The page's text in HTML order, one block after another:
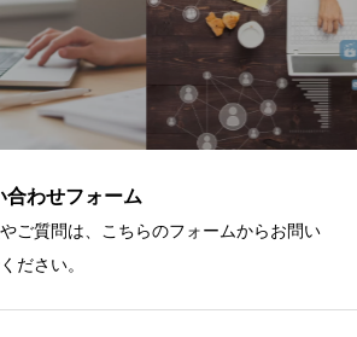
合わせフォーム
ご質問は、こちらのフォームからお問い
ださい。